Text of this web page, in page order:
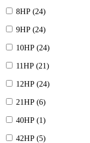
8HP (24)
9HP (24)
10HP (24)
11HP (21)
12HP (24)
21HP (6)
40HP (1)
42HP (5)